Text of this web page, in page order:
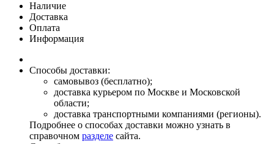
Наличие
Доставка
Оплата
Информация
Способы доставки:
самовывоз (бесплатно);
доставка курьером по Москве и Московской
области;
доставка транспортными компаниями (регионы).
Подробнее о способах доставки можно узнать в
справочном разделе сайта.